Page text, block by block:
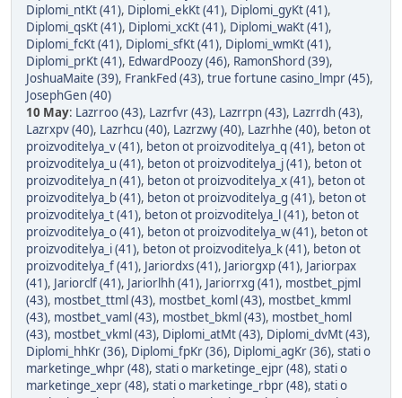
Diplomi_ntKt (41), Diplomi_ekKt (41), Diplomi_gyKt (41),
Diplomi_qsKt (41), Diplomi_xcKt (41), Diplomi_waKt (41),
Diplomi_fcKt (41), Diplomi_sfKt (41), Diplomi_wmKt (41),
Diplomi_prKt (41), EdwardPoozy (46), RamonShord (39),
JoshuaMaite (39), FrankFed (43), true fortune casino_lmpr (45),
JosephGen (40)
10 May: Lazrroo (43), Lazrfvr (43), Lazrrpn (43), Lazrrdh (43),
Lazrxpv (40), Lazrhcu (40), Lazrzwy (40), Lazrhhe (40), beton ot
proizvoditelya_v (41), beton ot proizvoditelya_q (41), beton ot
proizvoditelya_u (41), beton ot proizvoditelya_j (41), beton ot
proizvoditelya_n (41), beton ot proizvoditelya_x (41), beton ot
proizvoditelya_b (41), beton ot proizvoditelya_g (41), beton ot
proizvoditelya_t (41), beton ot proizvoditelya_l (41), beton ot
proizvoditelya_o (41), beton ot proizvoditelya_w (41), beton ot
proizvoditelya_i (41), beton ot proizvoditelya_k (41), beton ot
proizvoditelya_f (41), Jariordxs (41), Jariorgxp (41), Jariorpax
(41), Jariorclf (41), Jariorlhh (41), Jariorrxg (41), mostbet_pjml
(43), mostbet_ttml (43), mostbet_koml (43), mostbet_kmml
(43), mostbet_vaml (43), mostbet_bkml (43), mostbet_homl
(43), mostbet_vkml (43), Diplomi_atMt (43), Diplomi_dvMt (43),
Diplomi_hhKr (36), Diplomi_fpKr (36), Diplomi_agKr (36), stati o
marketinge_whpr (48), stati o marketinge_ejpr (48), stati o
marketinge_xepr (48), stati o marketinge_rbpr (48), stati o